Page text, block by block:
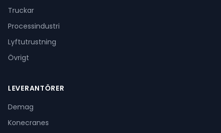
Truckar
Processindustri
Lyftutrustning
Övrigt
LEVERANTÖRER
Demag
Konecranes